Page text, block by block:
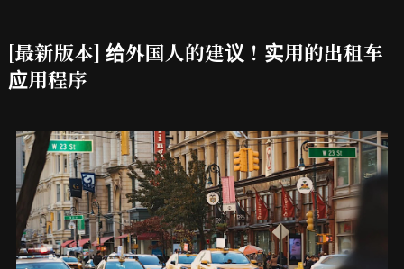
[最新版本] 给外国人的建议！实用的出租车
应用程序